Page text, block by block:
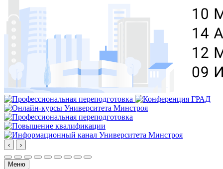
‹ ›
Меню